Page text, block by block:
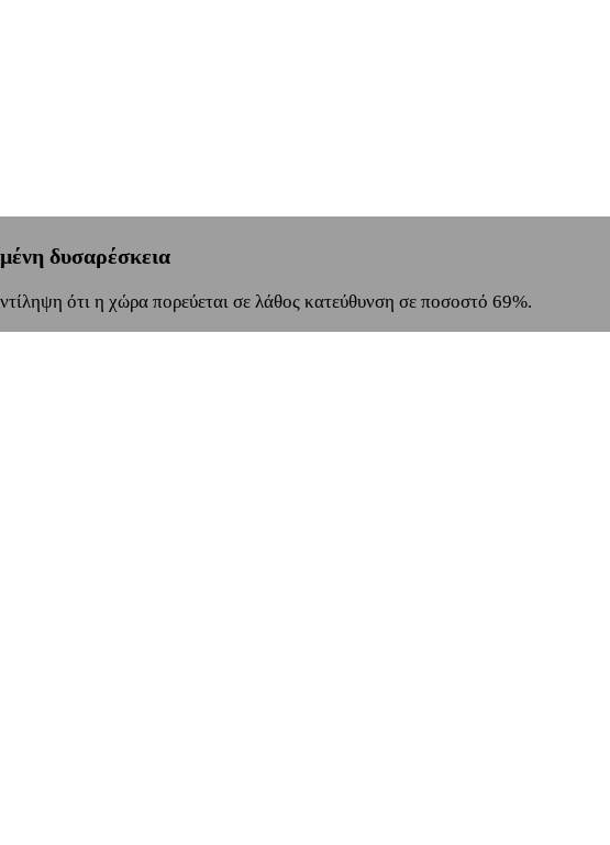
δυσαρέσκεια
ότι η χώρα πορεύεται σε λάθος κατεύθυνση σε ποσοστό 69%.